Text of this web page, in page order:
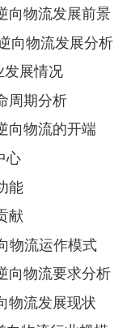
向物流发展前景
向物流发展分析
发展情况
周期分析
向物流的开端
心
能
献
物流运作模式
向物流要求分析
物流发展现状